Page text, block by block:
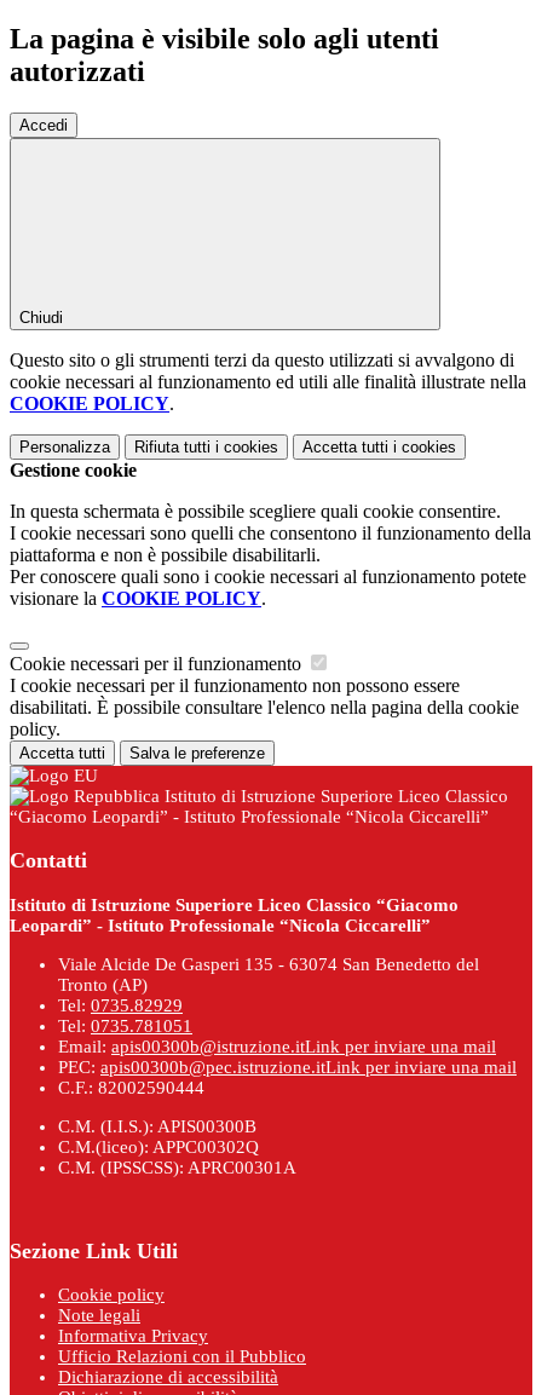
La pagina è visibile solo agli utenti
autorizzati
Accedi
Chiudi
Questo sito o gli strumenti terzi da questo utilizzati si avvalgono di
cookie necessari al funzionamento ed utili alle finalità illustrate nella
COOKIE POLICY.
Personalizza Rifiuta tutti i cookies Accetta tutti i cookies
Gestione cookie
In questa schermata è possibile scegliere quali cookie consentire.
I cookie necessari sono quelli che consentono il funzionamento della
piattaforma e non è possibile disabilitarli.
Per conoscere quali sono i cookie necessari al funzionamento potete
visionare la COOKIE POLICY.
Cookie necessari per il funzionamento
I cookie necessari per il funzionamento non possono essere
disabilitati. È possibile consultare l'elenco nella pagina della cookie
policy.
Accetta tutti Salva le preferenze
Istituto di Istruzione Superiore Liceo Classico
“Giacomo Leopardi” - Istituto Professionale “Nicola Ciccarelli”
Contatti
Istituto di Istruzione Superiore Liceo Classico “Giacomo
Leopardi” - Istituto Professionale “Nicola Ciccarelli”
Viale Alcide De Gasperi 135 - 63074 San Benedetto del
Tronto (AP)
Tel: 0735.82929
Tel: 0735.781051
Email: apis00300b@istruzione.itLink per inviare una mail
PEC: apis00300b@pec.istruzione.itLink per inviare una mail
C.F.: 82002590444
C.M. (I.I.S.): APIS00300B
C.M.(liceo): APPC00302Q
C.M. (IPSSCSS): APRC00301A
Sezione Link Utili
Cookie policy
Note legali
Informativa Privacy
Ufficio Relazioni con il Pubblico
Dichiarazione di accessibilità